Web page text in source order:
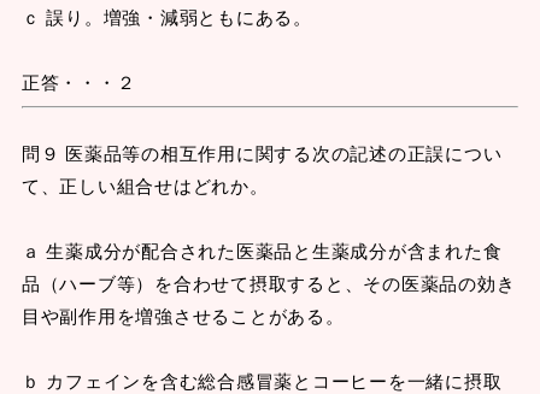
ｃ 誤り。増強・減弱ともにある。
正答・・・２
問９ 医薬品等の相互作用に関する次の記述の正誤につい
て、正しい組合せはどれか。
ａ 生薬成分が配合された医薬品と生薬成分が含まれた食
品（ハーブ等）を合わせて摂取すると、その医薬品の効き
目や副作用を増強させることがある。
ｂ カフェインを含む総合感冒薬とコーヒーを一緒に摂取